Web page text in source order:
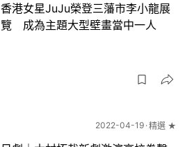
香港女星JuJu榮登三藩市李小龍展
覽 成為主題大型壁畫當中一人
2022-04-19 精選 ★